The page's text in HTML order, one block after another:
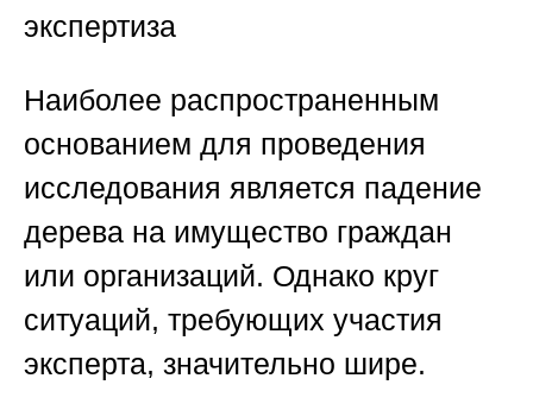
экспертиза
Наиболее распространенным
основанием для проведения
исследования является падение
дерева на имущество граждан
или организаций. Однако круг
ситуаций, требующих участия
эксперта, значительно шире.